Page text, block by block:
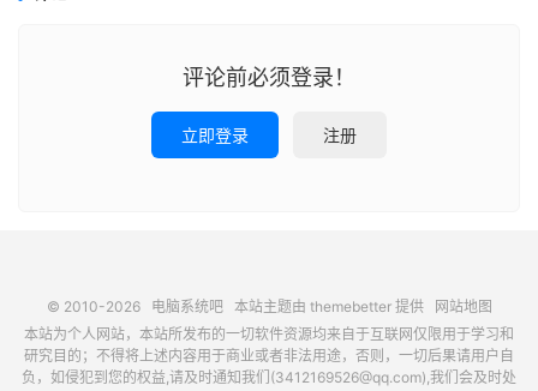
评论前必须登录！
立即登录 注册
© 2010-2026 电脑系统吧本站主题由 themebetter提供
网站地图
本站为个人网站，本站所发布的一切软件资源均来自于互联网仅限用于学习和
研究目的；不得将上述内容用于商业或者非法用途，否则，一切后果请用户自
负，如侵犯到您的权益,请及时通知我们(3412169526@qq.com),我们会及时处